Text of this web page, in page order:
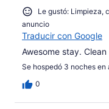
Le gustó: Limpieza,
anuncio
Traducir con Google
Awesome stay.
Se hospedó 3 noches en
0